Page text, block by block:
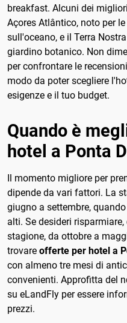
breakfast. Alcuni dei
Açores Atlântico, noto per
sull'oceano, e il Terra
giardino botanico. Non
per confrontare le
modo da poter scegliere
esigenze e il tuo budget.
Quando è
hotel a Ponta
Il momento migliore per
dipende da vari fattori. La
giugno a settembre,
alti. Se desideri
stagione, da ottobre a
trovare offerte per hotel a
con almeno tre mesi di
convenienti. Approfitta del
su eLandFly per essere
prezzi.